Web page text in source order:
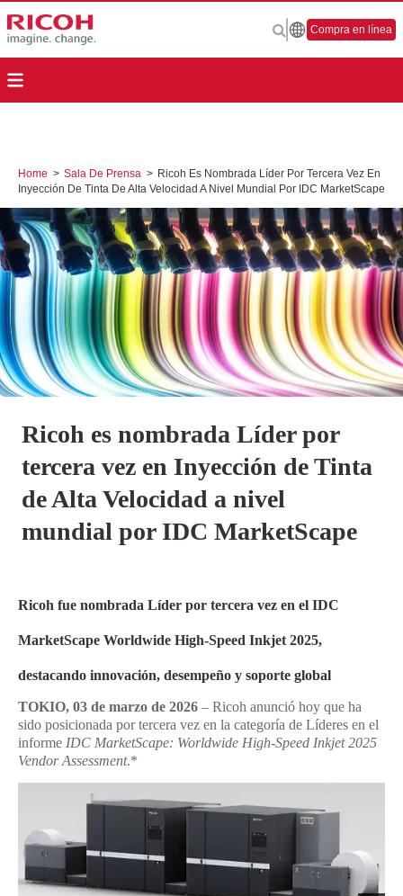
Compra en línea
Home > Sala De Prensa > Ricoh Es Nombrada Líder Por Tercera Vez En
Inyección De Tinta De Alta Velocidad A Nivel Mundial Por IDC MarketScape
Ricoh es nombrada Líder por
tercera vez en Inyección de Tinta
de Alta Velocidad a nivel
mundial por IDC MarketScape
Ricoh fue nombrada Líder por tercera vez en el IDC
MarketScape Worldwide High-Speed Inkjet 2025,
destacando innovación, desempeño y soporte global
TOKIO, 03 de marzo de 2026 – Ricoh anunció hoy que ha
sido posicionada por tercera vez en la categoría de Líderes en el
informe IDC MarketScape: Worldwide High-Speed Inkjet 2025
Vendor Assessment.*